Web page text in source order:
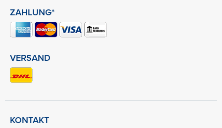
ZAHLUNG*
VERSAND
KONTAKT